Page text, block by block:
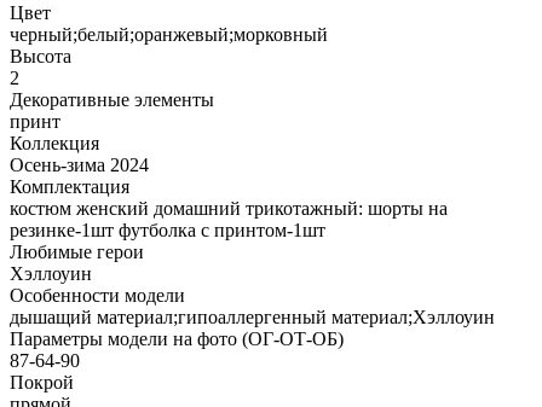
Цвет
черный;белый;оранжевый;морковный
Высота
2
Декоративные элементы
принт
Коллекция
Осень-зима 2024
Комплектация
костюм женский домашний трикотажный: шорты на
резинке-1шт футболка с принтом-1шт
Любимые герои
Хэллоуин
Особенности модели
дышащий материал;гипоаллергенный материал;Хэллоуин
Параметры модели на фото (ОГ-ОТ-ОБ)
87-64-90
Покрой